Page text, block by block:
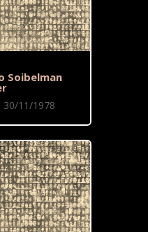
Soibelman
30/11/1978